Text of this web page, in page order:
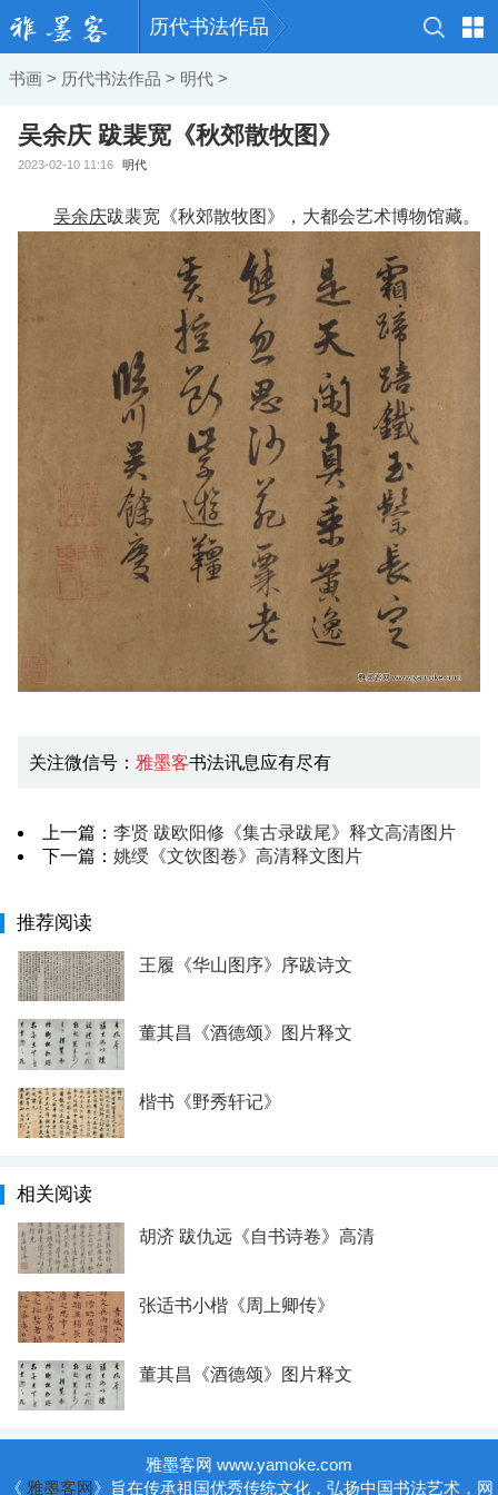
历代书法作品
书画 > 历代书法作品 > 明代 >
吴余庆 跋裴宽《秋郊散牧图》
2023-02-10 11:16 明代
吴余庆跋裴宽《秋郊散牧图》，大都会艺术博物馆藏。
关注微信号： 雅墨客书法讯息应有尽有
上一篇： 李贤 跋欧阳修《集古录跋尾》释文高清图片
下一篇： 姚绶《文饮图卷》高清释文图片
推荐阅读
王履《华山图序》序跋诗文
董其昌《酒德颂》图片释文
楷书《野秀轩记》
相关阅读
胡济 跋仇远《自书诗卷》高清
张适书小楷《周上卿传》
董其昌《酒德颂》图片释文
雅墨客网 www.yamoke.com
《 雅墨客网》旨在传承祖国优秀传统文化，弘扬中国书法艺术，网